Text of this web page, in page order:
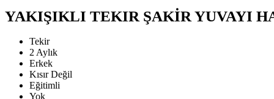
YAKIŞIKLI TEKIR ŞAKİR YUVAYI
Tekir
2 Aylık
Erkek
Kısır Değil
Eğitimli
Yok